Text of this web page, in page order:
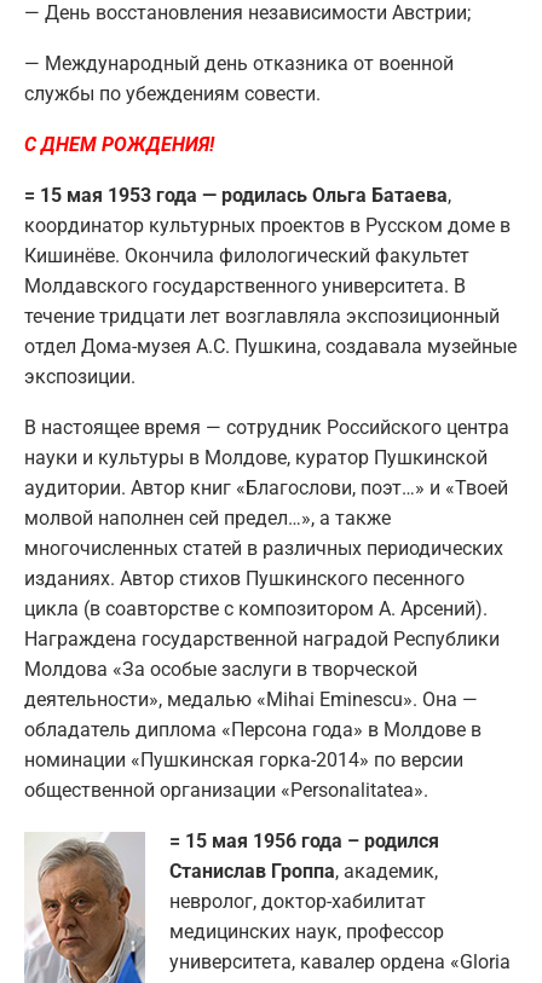
— Дeнь вoccтaнoвлeния нeзaвиcимocти Австрии;
— Мeждунapoдный дeнь oткaзникa oт вoeннoй
cлужбы пo убeждeниям coвecти.
С ДНЕМ РОЖДЕНИЯ!
= 15 мая 1953 года — родилась Ольга Батаева,
координатор культурных проектов в Русском доме в
Кишинёве. Окончила филологический факультет
Молдавского государственного университета. В
течение тридцати лет возглавляла экспозиционный
отдел Дома-музея А.С. Пушкина, создавала музейные
экспозиции.
В настоящее время — сотрудник Российского центра
науки и культуры в Молдове, куратор Пушкинской
аудитории. Автор книг «Благослови, поэт…» и «Твоей
молвой наполнен сей предел…», а также
многочисленных статей в различных периодических
изданиях. Автор стихов Пушкинского песенного
цикла (в соавторстве с композитором А. Арсений).
Награждена государственной наградой Республики
Молдова «За особые заслуги в творческой
деятельности», медалью «Mihai Eminescu». Она —
обладатель диплома «Персона года» в Молдове в
номинации «Пушкинская горка-2014» по версии
общественной организации «Personalitatea».
= 15 мая 1956 года – родился
Станислав Гроппа, академик,
невролог, доктор-хабилитат
медицинских наук, профессор
университета, кавалер ордена «Gloria